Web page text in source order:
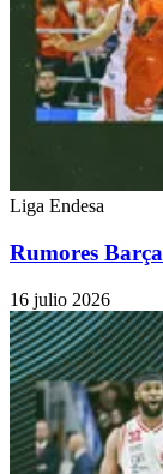
Liga Endesa
Rumores
16 julio 2026